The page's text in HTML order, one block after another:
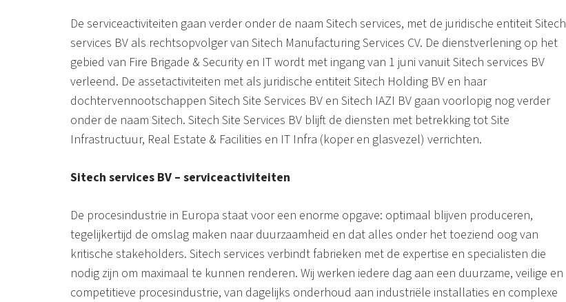
De serviceactiviteiten gaan verder onder de naam Sitech services, met de juridische entiteit Sitech
services BV als rechtsopvolger van Sitech Manufacturing Services CV. De dienstverlening op het
gebied van Fire Brigade & Security en IT wordt met ingang van 1 juni vanuit Sitech services BV
verleend. De assetactiviteiten met als juridische entiteit Sitech Holding BV en haar
dochtervennootschappen Sitech Site Services BV en Sitech IAZI BV gaan voorlopig nog verder
onder de naam Sitech. Sitech Site Services BV blijft de diensten met betrekking tot Site
Infrastructuur, Real Estate & Facilities en IT Infra (koper en glasvezel) verrichten.
Sitech services BV – serviceactiviteiten
De procesindustrie in Europa staat voor een enorme opgave: optimaal blijven produceren,
tegelijkertijd de omslag maken naar duurzaamheid en dat alles onder het toeziend oog van
kritische stakeholders. Sitech services verbindt fabrieken met de expertise en specialisten die
nodig zijn om maximaal te kunnen renderen. Wij werken iedere dag aan een duurzame, veilige en
competitieve procesindustrie, van dagelijks onderhoud aan industriële installaties en complexe